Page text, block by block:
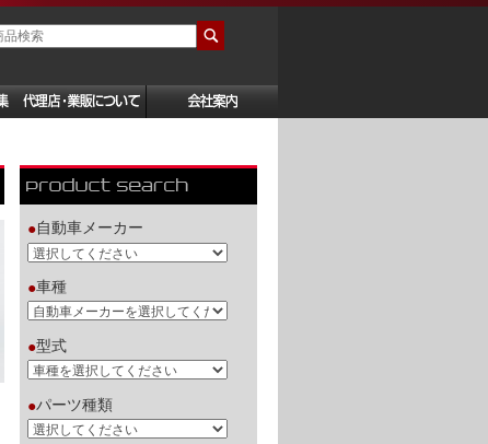
●自動車メーカー
●車種
●型式
●パーツ種類